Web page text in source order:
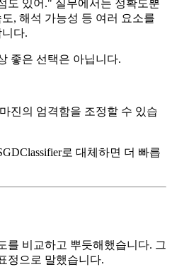
도 있어." 실무에서는 정확도뿐
, 해석 가능성 등 여러 요소를
다.
좋은 선택은 아닙니다.
진의 엄격함을 조정할 수 있습
로 대체하면 더 빠릅
를 비교하고 뿌듯해했습니다. 그
정으로 말했습니다.